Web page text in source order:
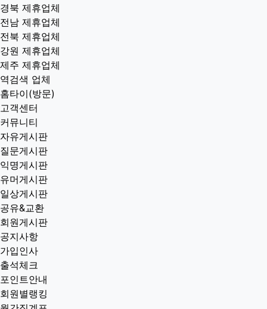
경북 제휴업체
전남 제휴업체
전북 제휴업체
강원 제휴업체
제주 제휴업체
역검색 업체
홈타이(방문)
고객센터
커뮤니티
자유게시판
질문게시판
익명게시판
유머게시판
일상게시판
공유&교환
회원게시판
공지사항
가입인사
출석체크
포인트안내
회원별랭킹